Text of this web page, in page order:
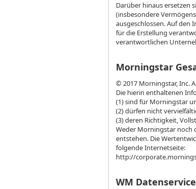
Darüber hinaus ersetzen
(insbesondere
ausgeschlossen. Auf den
für die Erstellung
verantwortlichen
Morningstar
© 2017 Morningstar, Inc.
Die hierin enthaltenen
(1) sind für Morningstar
(2) dürfen nicht
(3) deren Richtigkeit,
Weder Morningstar noch
entstehen. Die
folgende Internetseite:
http://
WM Datenservice